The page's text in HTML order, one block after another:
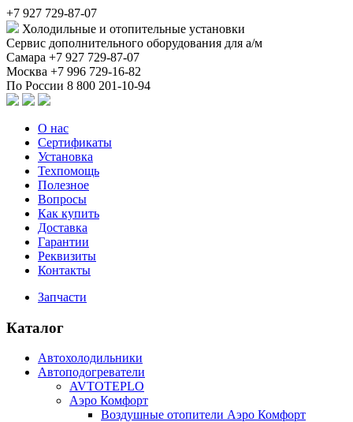
+7 927 729-87-07
Холодильные и отопительные установки
Сервис дополнительного оборудования для а/м
Самара +7 927 729-87-07
Москва +7 996 729-16-82
По России 8 800 201-10-94
О нас
Сертификаты
Установка
Техпомощь
Полезное
Вопросы
Как купить
Доставка
Гарантии
Реквизиты
Контакты
Запчасти
Каталог
Автохолодильники
Автоподогреватели
AVTOTEPLO
Аэро Комфорт
Воздушные отопители Аэро Комфорт